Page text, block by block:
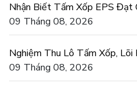
Nhận Biết Tấm Xốp EPS Đạt
Trôi Nổi Kém Chất Lượng
09 Tháng 08, 2026
Nghiệm Thu Lô Tấm Xốp, Lõi
Máy Khách Hàng
09 Tháng 08, 2026